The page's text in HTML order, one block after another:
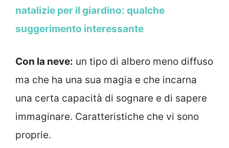
natalizie per il giardino: qualche
suggerimento interessante
Con la neve: un tipo di albero meno diffuso
ma che ha una sua magia e che incarna
una certa capacità di sognare e di sapere
immaginare. Caratteristiche che vi sono
proprie.